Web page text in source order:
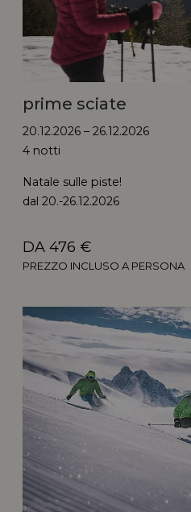
prime sciate
20.12.2026 – 26.12.2026
4 notti
Natale sulle piste!
dal 20.-26.12.2026
DA 476 €
PREZZO INCLUSO A PERSONA